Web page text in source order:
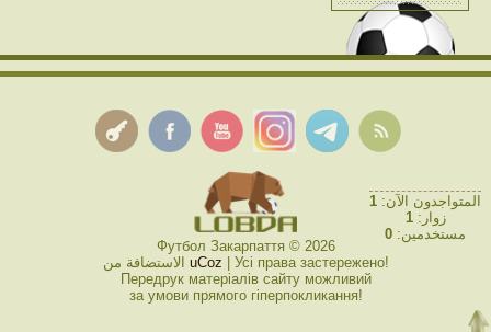
Футбол Закарпаття © 2026
uCoz | Усі права застережено!
Передрук матеріалів сайту можливий
за умови прямого гіперпокликання!
المتواجدون الآن: 1
زوار:1
مستخدمين: 0